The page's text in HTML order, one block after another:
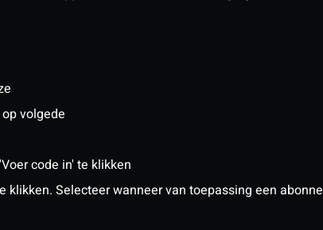
volgede
code in' te klikken
klikken. Selecteer wanneer van toepassing een